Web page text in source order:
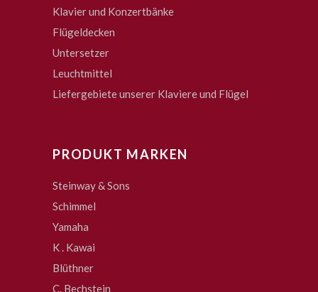
Klavier und Konzertbänke
Flügeldecken
Untersetzer
Leuchtmittel
Liefergebiete unserer Klaviere und Flügel
PRODUKT MARKEN
Steinway & Sons
Schimmel
Yamaha
K . Kawai
Blüthner
C. Bechstein